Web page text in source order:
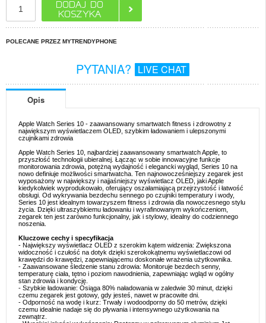
POLECANE PRZEZ MYTRENDYPHONE
PYTANIA? LIVE CHAT
Opis
Apple Watch Series 10 - zaawansowany smartwatch fitness i zdrowotny z
największym wyświetlaczem OLED, szybkim ładowaniem i ulepszonymi
czujnikami zdrowia
Apple Watch Series 10, najbardziej zaawansowany smartwatch Apple, to
przyszłość technologii ubieralnej. Łącząc w sobie innowacyjne funkcje
monitorowania zdrowia, potężną wydajność i elegancki wygląd, Series 10 na
nowo definiuje możliwości smartwatcha. Ten najnowocześniejszy zegarek jest
wyposażony w największy i najjaśniejszy wyświetlacz OLED, jaki Apple
kiedykolwiek wyprodukowało, oferujący oszałamiającą przejrzystość i łatwość
obsługi. Od wykrywania bezdechu sennego po czujniki temperatury i wody,
Series 10 jest idealnym towarzyszem fitness i zdrowia dla nowoczesnego stylu
życia. Dzięki ultraszybkiemu ładowaniu i wyrafinowanym wykończeniom,
zegarek ten jest zarówno funkcjonalny, jak i stylowy, idealny do codziennego
noszenia.
Kluczowe cechy i specyfikacja
- Największy wyświetlacz OLED z szerokim kątem widzenia: Zwiększona
widoczność i czułość na dotyk dzięki szerokokątnemu wyświetlaczowi od
krawędzi do krawędzi, zapewniającemu doskonałe wrażenia użytkownika.
- Zaawansowane śledzenie stanu zdrowia: Monitoruje bezdech senny,
temperaturę ciała, tętno i poziom nawodnienia, zapewniając wgląd w ogólny
stan zdrowia i kondycję.
- Szybkie ładowanie: Osiąga 80% naładowania w zaledwie 30 minut, dzięki
czemu zegarek jest gotowy, gdy jesteś, nawet w pracowite dni.
- Odporność na wodę i kurz: Trwały i wodoodporny do 50 metrów, dzięki
czemu idealnie nadaje się do pływania i intensywnego użytkowania na
zewnątrz.